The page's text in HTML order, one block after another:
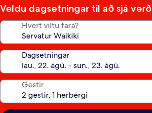
Veldu dagsetningar til að sjá verð
Hvert viltu fara?
Dagsetningar
Gestir